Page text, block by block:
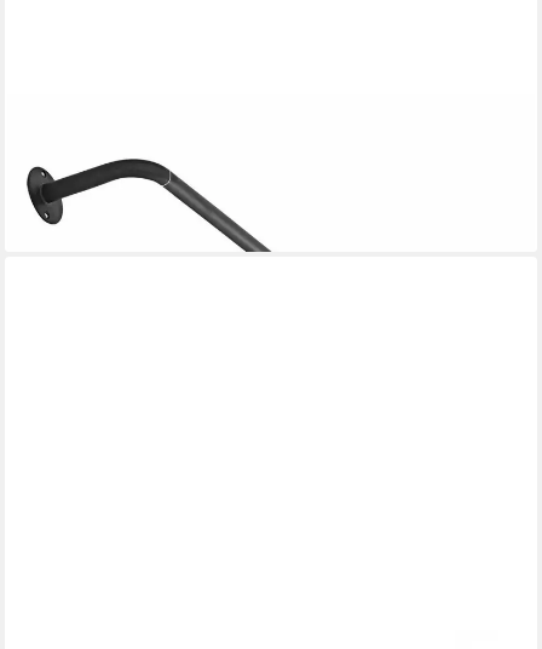
Eisen
36,95 €
lieferbar - in 4-5 Werktagen bei dir